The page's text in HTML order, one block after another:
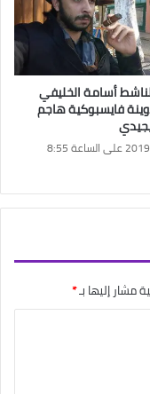
أسامة الخليفي
فايسبوكية هاجم
2 يناير 2019 على الساعة 8:55
مشار إليها بـ*